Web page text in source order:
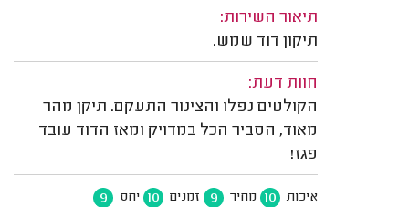
תיאור השירות:
תיקון דוד שמש.
חוות דעת:
הקולטים נפלו והצינור התעקם. תיקן מהר
מאוד, הסביר הכל במדויק ומאז הדוד עובד
פגז!
איכות 10 מחיר 9 זמנים 10 יחס 9